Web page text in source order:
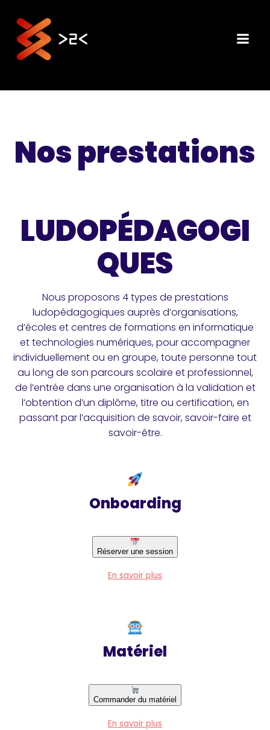
contenu
Nos prestations
LUDOPÉDAGOGI
QUES
Nous proposons 4 types de prestations
ludopédagogiques auprès d’organisations,
d’écoles et centres de formations en informatique
et technologies numériques, pour accompagner
individuellement ou en groupe, toute personne tout
au long de son parcours scolaire et professionnel,
de l’entrée dans une organisation à la validation et
l’obtention d’un diplôme, titre ou certification, en
passant par l’acquisition de savoir, savoir-faire et
savoir-être.
Onboarding
Réserver une session
En savoir plus
Matériel
Commander du matériel
En savoir plus